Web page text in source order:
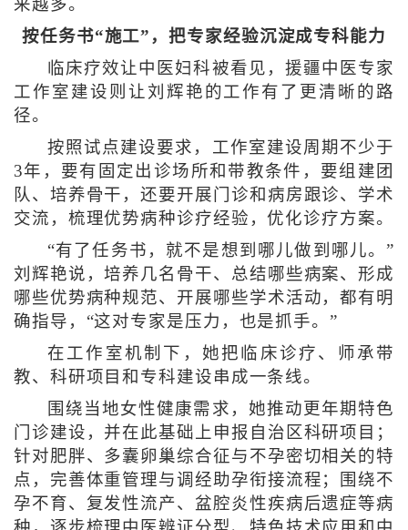
来越多。
按任务书“施工”，把专家经验沉淀成专科能力
临床疗效让中医妇科被看见，援疆中医专家
工作室建设则让刘辉艳的工作有了更清晰的路
径。
按照试点建设要求，工作室建设周期不少于
3年，要有固定出诊场所和带教条件，要组建团
队、培养骨干，还要开展门诊和病房跟诊、学术
交流，梳理优势病种诊疗经验，优化诊疗方案。
“有了任务书，就不是想到哪儿做到哪儿。”
刘辉艳说，培养几名骨干、总结哪些病案、形成
哪些优势病种规范、开展哪些学术活动，都有明
确指导，“这对专家是压力，也是抓手。”
在工作室机制下，她把临床诊疗、师承带
教、科研项目和专科建设串成一条线。
围绕当地女性健康需求，她推动更年期特色
门诊建设，并在此基础上申报自治区科研项目；
针对肥胖、多囊卵巢综合征与不孕密切相关的特
点，完善体重管理与调经助孕衔接流程；围绕不
孕不育、复发性流产、盆腔炎性疾病后遗症等病